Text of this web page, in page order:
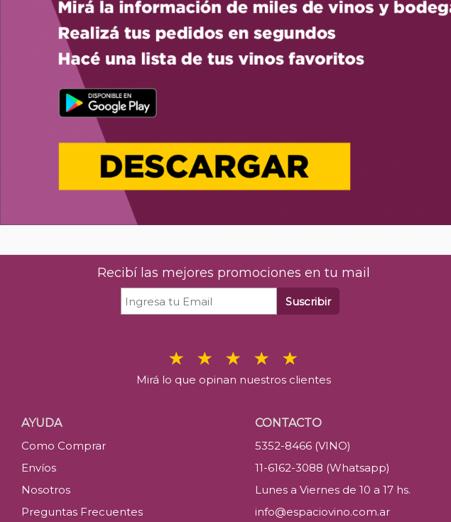
Recibí las mejores promociones en tu mail
Suscribir
Mirá lo que opinan nuestros clientes
AYUDA
Como Comprar
Envíos
Nosotros
Preguntas Frecuentes
CONTACTO
5352-8466 (VINO)
11-6162-3088 (Whatsapp)
Lunes a Viernes de 10 a 17 hs.
info@espaciovino.com.ar